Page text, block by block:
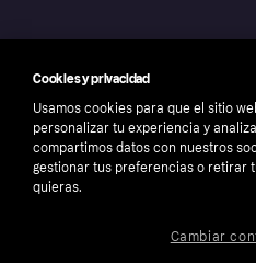
Copyright © 2005-2026 Klarna Bank AB
los derechos reservados. Klarna Bank AB
Cookies y privacidad
Usamos cookies para que el sitio
personalizar tu experiencia y
compartimos datos con nuestros
gestionar tus preferencias o retirar
quieras.
Cambiar